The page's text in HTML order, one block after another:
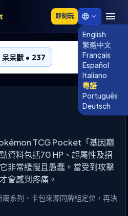
即刻玩
English
繁體中文
Français
Español
Italiano
粵語
Português
Deutsch
呆呆獸 • 237
TCG Pocket「基因巔
資料包括70 HP、超屬性及招
非常緩慢且愚蠢。當受到攻擊
會感到疼痛。
系列、卡包來源同牌組定位，再決